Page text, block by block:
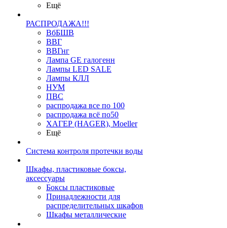
Ещё
РАСПРОДАЖА!!!
ВбБШВ
ВВГ
ВВГнг
Лампа GE галогенн
Лампы LED SALE
Лампы КЛЛ
НУМ
ПВС
распродажа все по 100
распродажа всё по50
ХАГЕР (HAGER), Moeller
Ещё
Система контроля протечки воды
Шкафы, пластиковые боксы,
аксессуары
Боксы пластиковые
Принадлежности для
распределительных шкафов
Шкафы металлические